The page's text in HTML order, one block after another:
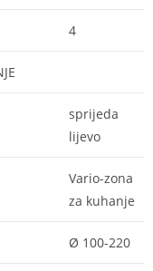
4
sprijeda
lijevo
Vario-zona
za kuhanje
Ø 100-220